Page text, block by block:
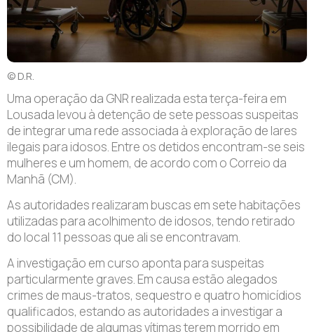
© D.R.
Uma operação da GNR realizada esta terça-feira em
Lousada levou à detenção de sete pessoas suspeitas
de integrar uma rede associada à exploração de lares
ilegais para idosos. Entre os detidos encontram-se seis
mulheres e um homem, de acordo com o Correio da
Manhã (CM).
As autoridades realizaram buscas em sete habitações
utilizadas para acolhimento de idosos, tendo retirado
do local 11 pessoas que ali se encontravam.
A investigação em curso aponta para suspeitas
particularmente graves. Em causa estão alegados
crimes de maus-tratos, sequestro e quatro homicídios
qualificados, estando as autoridades a investigar a
possibilidade de algumas vítimas terem morrido em